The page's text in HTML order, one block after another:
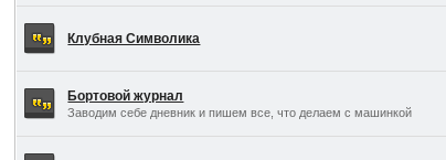
Клубная Символика
Бортовой журнал
Заводим себе дневник и пишем все, что делаем с машинкой